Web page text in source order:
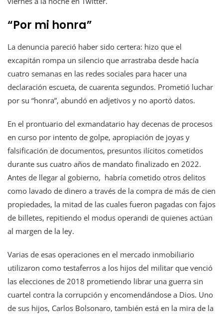
“Por mi honra”
La denuncia pareció haber sido certera: hizo que el
excapitán rompa un silencio que arrastraba desde hacía
cuatro semanas en las redes sociales para hacer una
declaración escueta, de cuarenta segundos. Prometió luchar
por su “honra”, abundó en adjetivos y no aportó datos.
En el prontuario del exmandatario hay decenas de procesos
en curso por intento de golpe, apropiación de joyas y
falsificación de documentos, presuntos ilícitos cometidos
durante sus cuatro años de mandato finalizado en 2022.
Antes de llegar al gobierno, habría cometido otros delitos
como lavado de dinero a través de la compra de más de cien
propiedades, la mitad de las cuales fueron pagadas con fajos
de billetes, repitiendo el modus operandi de quienes actúan
al margen de la ley.
Varias de esas operaciones en el mercado inmobiliario
utilizaron como testaferros a los hijos del militar que venció
las elecciones de 2018 prometiendo librar una guerra sin
cuartel contra la corrupción y encomendándose a Dios. Uno
de sus hijos, Carlos Bolsonaro, también está en la mira de la